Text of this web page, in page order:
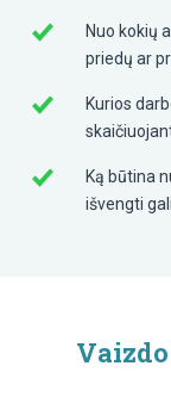
Nuo kokių
priedų ar
Kurios
Ką būtina
išvengti